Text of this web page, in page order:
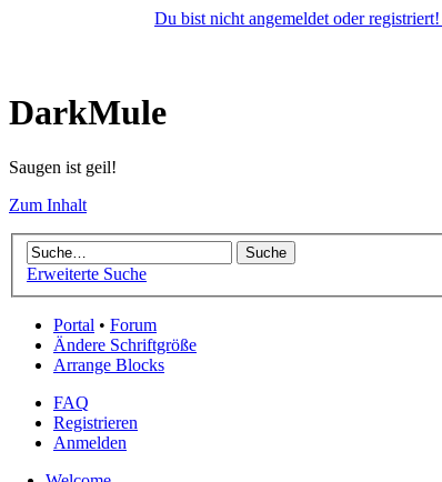
Du bist nicht angemeldet oder
DarkMule
Saugen ist geil!
Zum Inhalt
Erweiterte Suche
Portal • Forum
Ändere Schriftgröße
Arrange Blocks
FAQ
Registrieren
Anmelden